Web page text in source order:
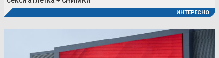
ИНТЕРЕСНО